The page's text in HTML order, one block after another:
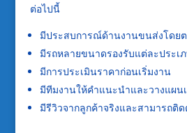
ต่อไปนี้
มีประสบการณ์ด้านงานขนส่งโดยต
มีรถหลายขนาดรองรับแต่ละประเ
มีการประเมินราคาก่อนเริ่มงาน
มีทีมงานให้คำแนะนำและวางแผน
มีรีวิวจากลูกค้าจริงและสามารถติ